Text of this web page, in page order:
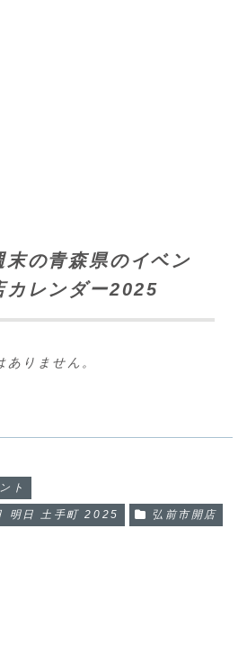
末の青森県のイベン
カレンダー2025
りません。
ト
明日 土手町 2025 弘前市開店